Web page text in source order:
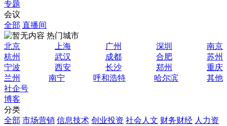
专题
会议
全部 直播间
热门城市
北京
上海 广州 深圳
南京
杭州
武汉 成都 合肥
苏州
宁波
西安 长沙 郑州
重庆
兰州
南宁 呼和浩特 哈尔滨
其他
社企号
博客
分类
全部 市场营销 信息技术 创业投资 社会人文 财务财经 人力资